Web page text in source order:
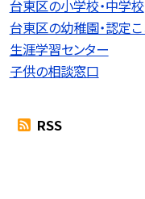
台東区の小学校・中学校
台東区の幼稚園・認定
生涯学習センター
子供の相談窓口
RSS